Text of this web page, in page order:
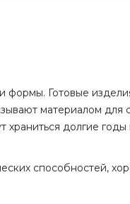
формы. Готовые
материалом для
долгие
способностей,